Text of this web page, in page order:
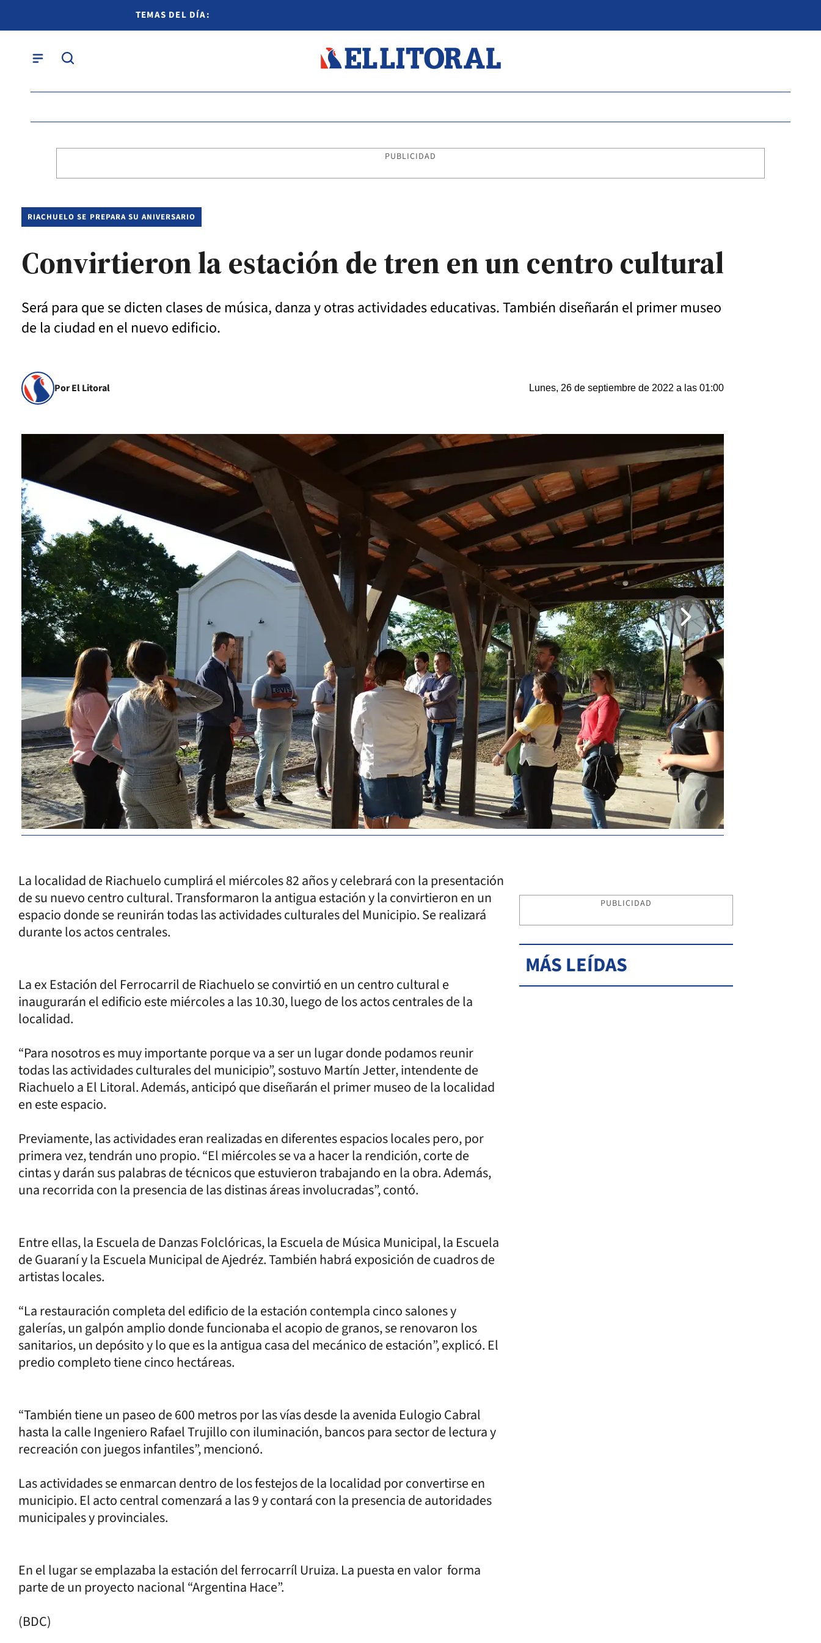
TEMAS DEL DÍA:
PUBLICIDAD
RIACHUELO SE PREPARA SU ANIVERSARIO
Convirtieron la estación de tren en un centro cultural
Será para que se dicten clases de música, danza y otras actividades educativas. También diseñarán el primer museo
de la ciudad en el nuevo edificio.
Por El Litoral Lunes, 26 de septiembre de 2022 a las 01:00
La localidad de Riachuelo cumplirá el miércoles 82 años y celebrará con la presentación
de su nuevo centro cultural. Transformaron la antigua estación y la convirtieron en un
espacio donde se reunirán todas las actividades culturales del Municipio. Se realizará
durante los actos centrales.
La ex Estación del Ferrocarril de Riachuelo se convirtió en un centro cultural e
inaugurarán el edificio este miércoles a las 10.30, luego de los actos centrales de la
localidad.
“Para nosotros es muy importante porque va a ser un lugar donde podamos reunir
todas las actividades culturales del municipio”, sostuvo Martín Jetter, intendente de
Riachuelo a El Litoral. Además, anticipó que diseñarán el primer museo de la localidad
en este espacio.
Previamente, las actividades eran realizadas en diferentes espacios locales pero, por
primera vez, tendrán uno propio. “El miércoles se va a hacer la rendición, corte de
cintas y darán sus palabras de técnicos que estuvieron trabajando en la obra. Además,
una recorrida con la presencia de las distinas áreas involucradas”, contó.
Entre ellas, la Escuela de Danzas Folclóricas, la Escuela de Música Municipal, la Escuela
de Guaraní y la Escuela Municipal de Ajedréz. También habrá exposición de cuadros de
artistas locales.
“La restauración completa del edificio de la estación contempla cinco salones y
galerías, un galpón amplio donde funcionaba el acopio de granos, se renovaron los
sanitarios, un depósito y lo que es la antigua casa del mecánico de estación”, explicó. El
predio completo tiene cinco hectáreas.
“También tiene un paseo de 600 metros por las vías desde la avenida Eulogio Cabral
hasta la calle Ingeniero Rafael Trujillo con iluminación, bancos para sector de lectura y
recreación con juegos infantiles”, mencionó.
Las actividades se enmarcan dentro de los festejos de la localidad por convertirse en
municipio. El acto central comenzará a las 9 y contará con la presencia de autoridades
municipales y provinciales.
En el lugar se emplazaba la estación del ferrocarríl Uruiza. La puesta en valor forma
parte de un proyecto nacional “Argentina Hace”.
(BDC)
PUBLICIDAD
MÁS LEÍDAS